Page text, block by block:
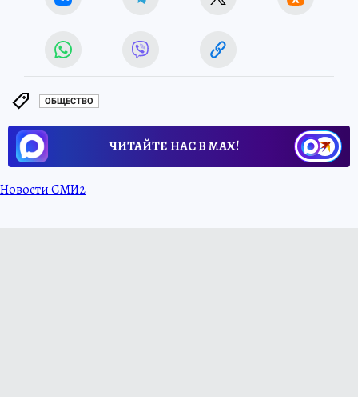
ОБЩЕСТВО
ЧИТАЙТЕ НАС В МАХ!
Новости СМИ2